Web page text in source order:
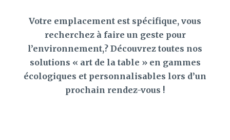
Votre emplacement est spécifique, vous
recherchez à faire un geste pour
l’environnement,? Découvrez toutes nos
solutions « art de la table » en gammes
écologiques et personnalisables lors d’un
prochain rendez-vous !